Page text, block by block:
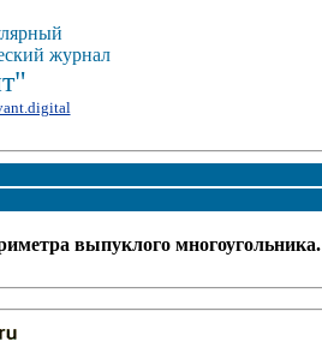
журнал
выпуклого многоугольника.